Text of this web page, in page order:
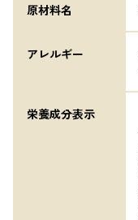
原材料名
アレルギー
栄養成分表示